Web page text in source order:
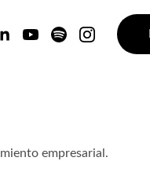
empresarial.